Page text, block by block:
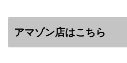
アマゾン店はこちら